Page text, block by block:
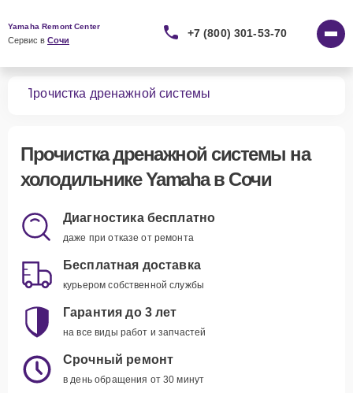
Yamaha Remont Center
Сервис в Сочи
+7 (800) 301-53-70
Прочистка дренажной системы
Прочистка дренажной системы на
холодильнике Yamaha в Сочи
Диагностика бесплатно
даже при отказе от ремонта
Бесплатная доставка
курьером собственной службы
Гарантия до 3 лет
на все виды работ и запчастей
Срочный ремонт
в день обращения от 30 минут